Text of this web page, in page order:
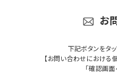
お
下記ボタンをタ
【お問い合わせにおける
「確認画面